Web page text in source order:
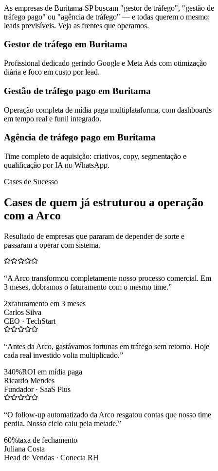
As empresas de Buritama-SP buscam "gestor de tráfego", "gestão de
tráfego pago" ou "agência de tráfego" — e todas querem o mesmo:
leads previsíveis. Veja as frentes que operamos.
Gestor de tráfego em Buritama
Profissional dedicado gerindo Google e Meta Ads com otimização
diária e foco em custo por lead.
Gestão de tráfego pago em Buritama
Operação completa de mídia paga multiplataforma, com dashboards
em tempo real e funil integrado.
Agência de tráfego pago em Buritama
Time completo de aquisição: criativos, copy, segmentação e
qualificação por IA no WhatsApp.
Cases de Sucesso
Cases de quem já estruturou a operação
com a Arco
Resultado de empresas que pararam de depender de sorte e
passaram a operar com sistema.
“A Arco transformou completamente nosso processo comercial. Em
3 meses, dobramos o faturamento com o mesmo time.”
2xfaturamento em 3 meses
Carlos Silva
CEO · TechStart
“Antes da Arco, gastávamos fortunas em tráfego sem retorno. Hoje
cada real investido volta multiplicado.”
340%ROI em mídia paga
Ricardo Mendes
Fundador · SaaS Plus
“O follow-up automatizado da Arco resgatou contas que nosso time
perdia. Nosso ciclo caiu pela metade.”
60%taxa de fechamento
Juliana Costa
Head de Vendas · Conecta RH